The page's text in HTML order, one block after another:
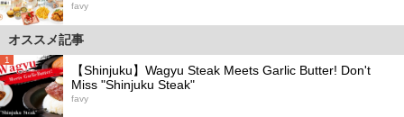
favy
オススメ記事
1
【Shinjuku】Wagyu Steak Meets Garlic Butter! Don't
Miss "Shinjuku Steak"
favy